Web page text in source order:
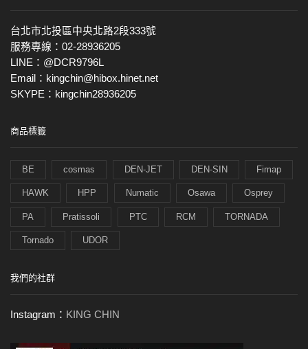
台北市北投區中央北路2段333號
服務專線：02-28936205
LINE：@DCR9796L
Email：kingchin@hibox.hinet.net
SKYPE：kingchin28936205
商品標籤
BE cosmas DEN-JET DEN-SIN Fimap
HAWK HPP Numatic Osawa Osprey
PA Pratissoli PTC RCM TORNADA
Tornado UDOR
我們的社群
Instagram： KING CHIN